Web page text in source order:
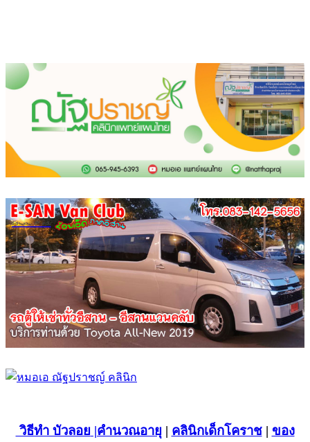
วิธีทำ บัวลอย |คำนวณอายุ | คลินิกเด็กโคราช| ของ